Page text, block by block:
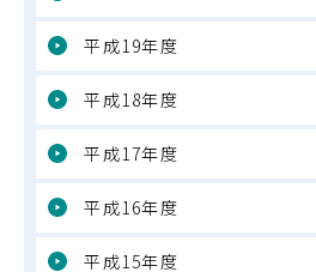
平成19年度
平成18年度
平成17年度
平成16年度
平成15年度